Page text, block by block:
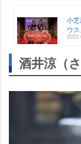
小
ウ
酒井涼（